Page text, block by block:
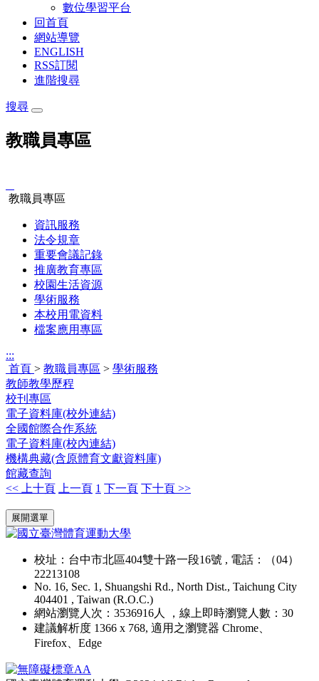
數位學習平台
回首頁
網站導覽
ENGLISH
RSS訂閱
進階搜尋
搜尋
教職員專區
教職員專區
資訊服務
法令規章
重要會議記錄
推廣教育專區
校園生活資源
學術服務
本校用電資料
檔案應用專區
:::
首頁 > 教職員專區 > 學術服務
教師教學歷程
校刊專區
電子資料庫(校外連結)
全國館際合作系統
電子資料庫(校內連結)
機構典藏(含原體育文獻資料庫)
館藏查詢
<< 上十頁
上一頁 1 下一頁 下十頁 >>
展開選單
校址：台中市北區404雙十路一段16號 , 電話：（04）
22213108
No. 16, Sec. 1, Shuangshi Rd., North Dist., Taichung City
404401 , Taiwan (R.O.C.)
網站瀏覽人次：3536916人 ，線上即時瀏覽人數：30
建議解析度 1366 x 768, 適用之瀏覽器 Chrome、
Firefox、Edge